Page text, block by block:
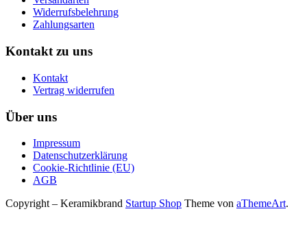
Widerrufsbelehrung
Zahlungsarten
Kontakt zu uns
Kontakt
Vertrag widerrufen
Über uns
Impressum
Datenschutzerklärung
Cookie-Richtlinie (EU)
AGB
Copyright – Keramikbrand Startup Shop Theme von aThemeArt.